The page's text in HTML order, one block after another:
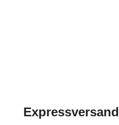
Expressversand